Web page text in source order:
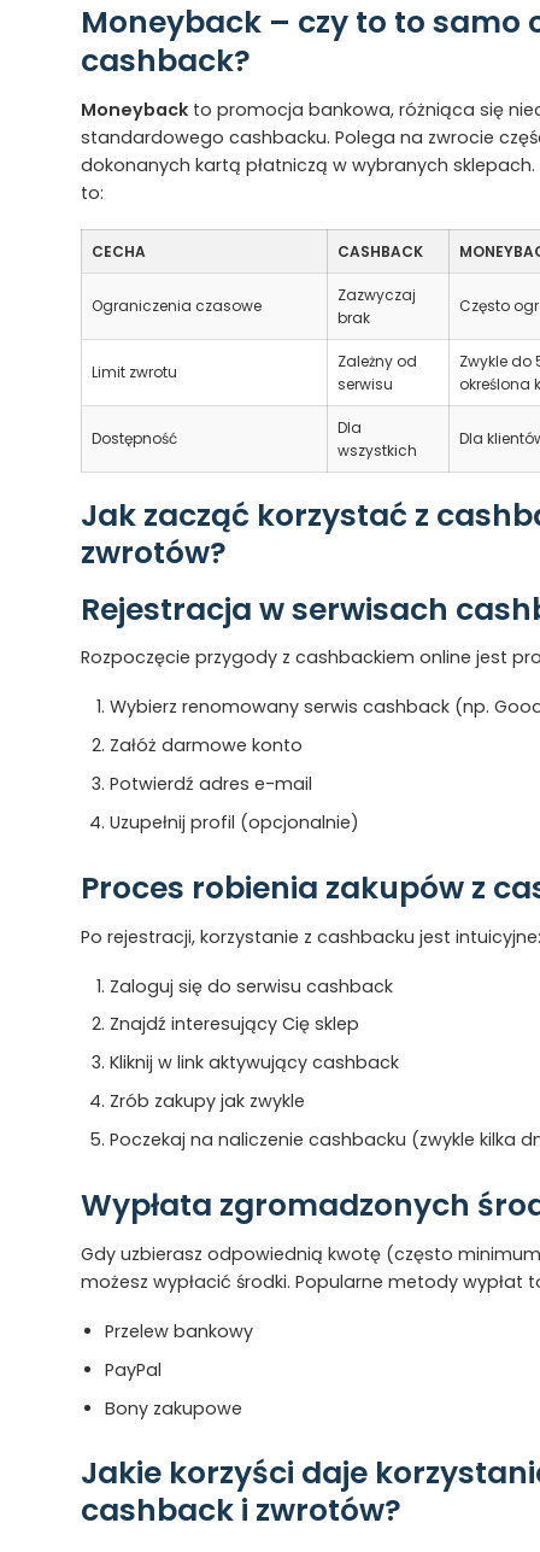
Moneyback – czy to to samo
cashback?
Moneybackto promocja bankowa, różniąca się
standardowego cashbacku. Polega na zwrocie
dokonanych kartą płatniczą w wybranych sklepach.
to:
CECHA CASHBACK
Ograniczenia czasowe
Zazwyczaj
brak
Często
Limit zwrotu
Zależny od
serwisu
Zwykle do
określona
Dostępność
Dla
wszystkich
Dla
Jak zacząć korzystać z
zwrotów?
Rejestracja w serwisach
Rozpoczęcie przygody z cashbackiem online jest
Wybierz renomowany serwis cashback (np.
Załóż darmowe konto
Potwierdź adres e-mail
Uzupełnij profil (opcjonalnie)
Proces robienia zakupów z
Po rejestracji, korzystanie z cashbacku jest intuicyjne:
Zaloguj się do serwisu cashback
Znajdź interesujący Cię sklep
Kliknij w link aktywujący cashback
Zrób zakupy jak zwykle
Poczekaj na naliczenie cashbacku (zwykle kilka
Wypłata zgromadzonych
Gdy uzbierasz odpowiednią kwotę (często
możesz wypłacić środki. Popularne metody wypłat
Przelew bankowy
PayPal
Bony zakupowe
Jakie korzyści daje
cashback i zwrotów?